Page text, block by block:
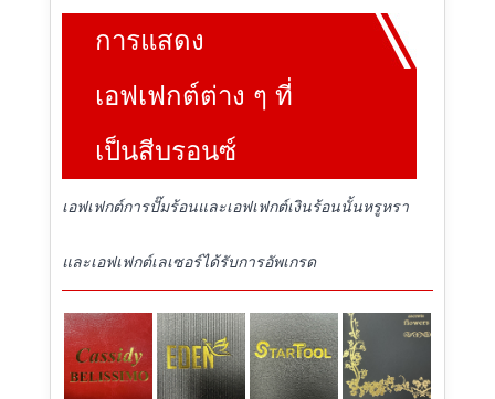
การแสดง
เอฟเฟกต์ต่าง ๆ ที่
เป็นสีบรอนซ์
เอฟเฟกต์การปั๊มร้อนและเอฟเฟกต์เงินร้อนนั้นหรูหรา
และเอฟเฟกต์เลเซอร์ได้รับการอัพเกรด